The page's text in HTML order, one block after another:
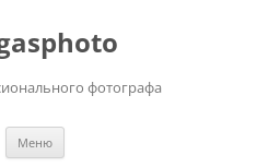
фотографа
Меню